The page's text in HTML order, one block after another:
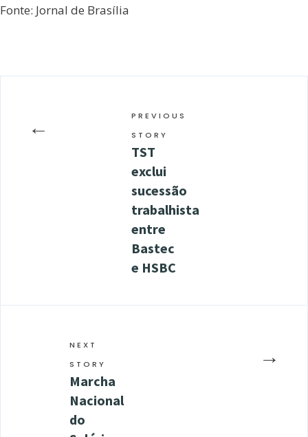
Fonte: Jornal de Brasília
←
PREVIOUS
STORY
TST
exclui
sucessão
trabalhista
entre
Bastec
e HSBC
→
NEXT
STORY
Marcha
Nacional
do